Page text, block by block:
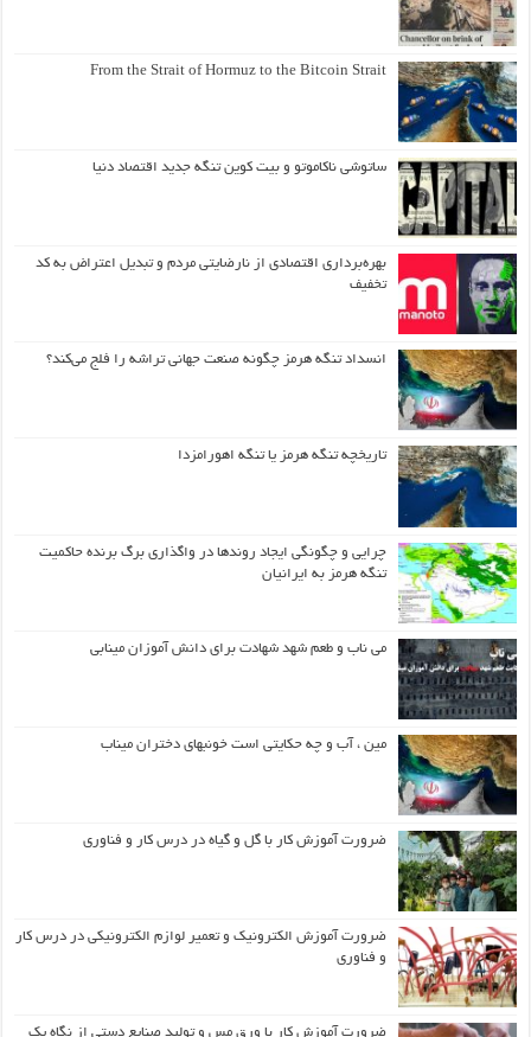
From the Strait of Hormuz to the Bitcoin Strait
ساتوشی ناکاموتو و بیت کوین تنگه جدید اقتصاد دنیا
بهره‌برداری اقتصادی از نارضایتی مردم و تبدیل اعتراض به کد
تخفیف
انسداد تنگه هرمز چگونه صنعت جهانی تراشه را فلج می‌کند؟
تاریخچه تنگه هرمز یا تنگه اهورامزدا
چرایی و چگونگی ایجاد روندها در واگذاری برگ برنده حاکمیت
تنگه هرمز به ایرانیان
می ناب و طعم شهد شهادت برای دانش آموزان مینابی
مین ، آب و چه حکایتی است خونبهای دختران میناب
ضرورت آموزش کار با گل و گیاه در درس کار و فناوری
ضرورت آموزش الکترونیک و تعمیر لوازم الکترونیکی در درس کار
و فناوری
ضرورت آموزش کار با ورق مس و تولید صنایع دستی از نگاه یک